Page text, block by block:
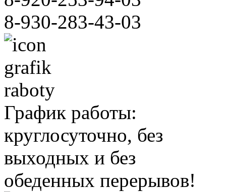
8-930-283-43-03
График работы:
круглосуточно, без
выходных и без
обеденных перерывов!